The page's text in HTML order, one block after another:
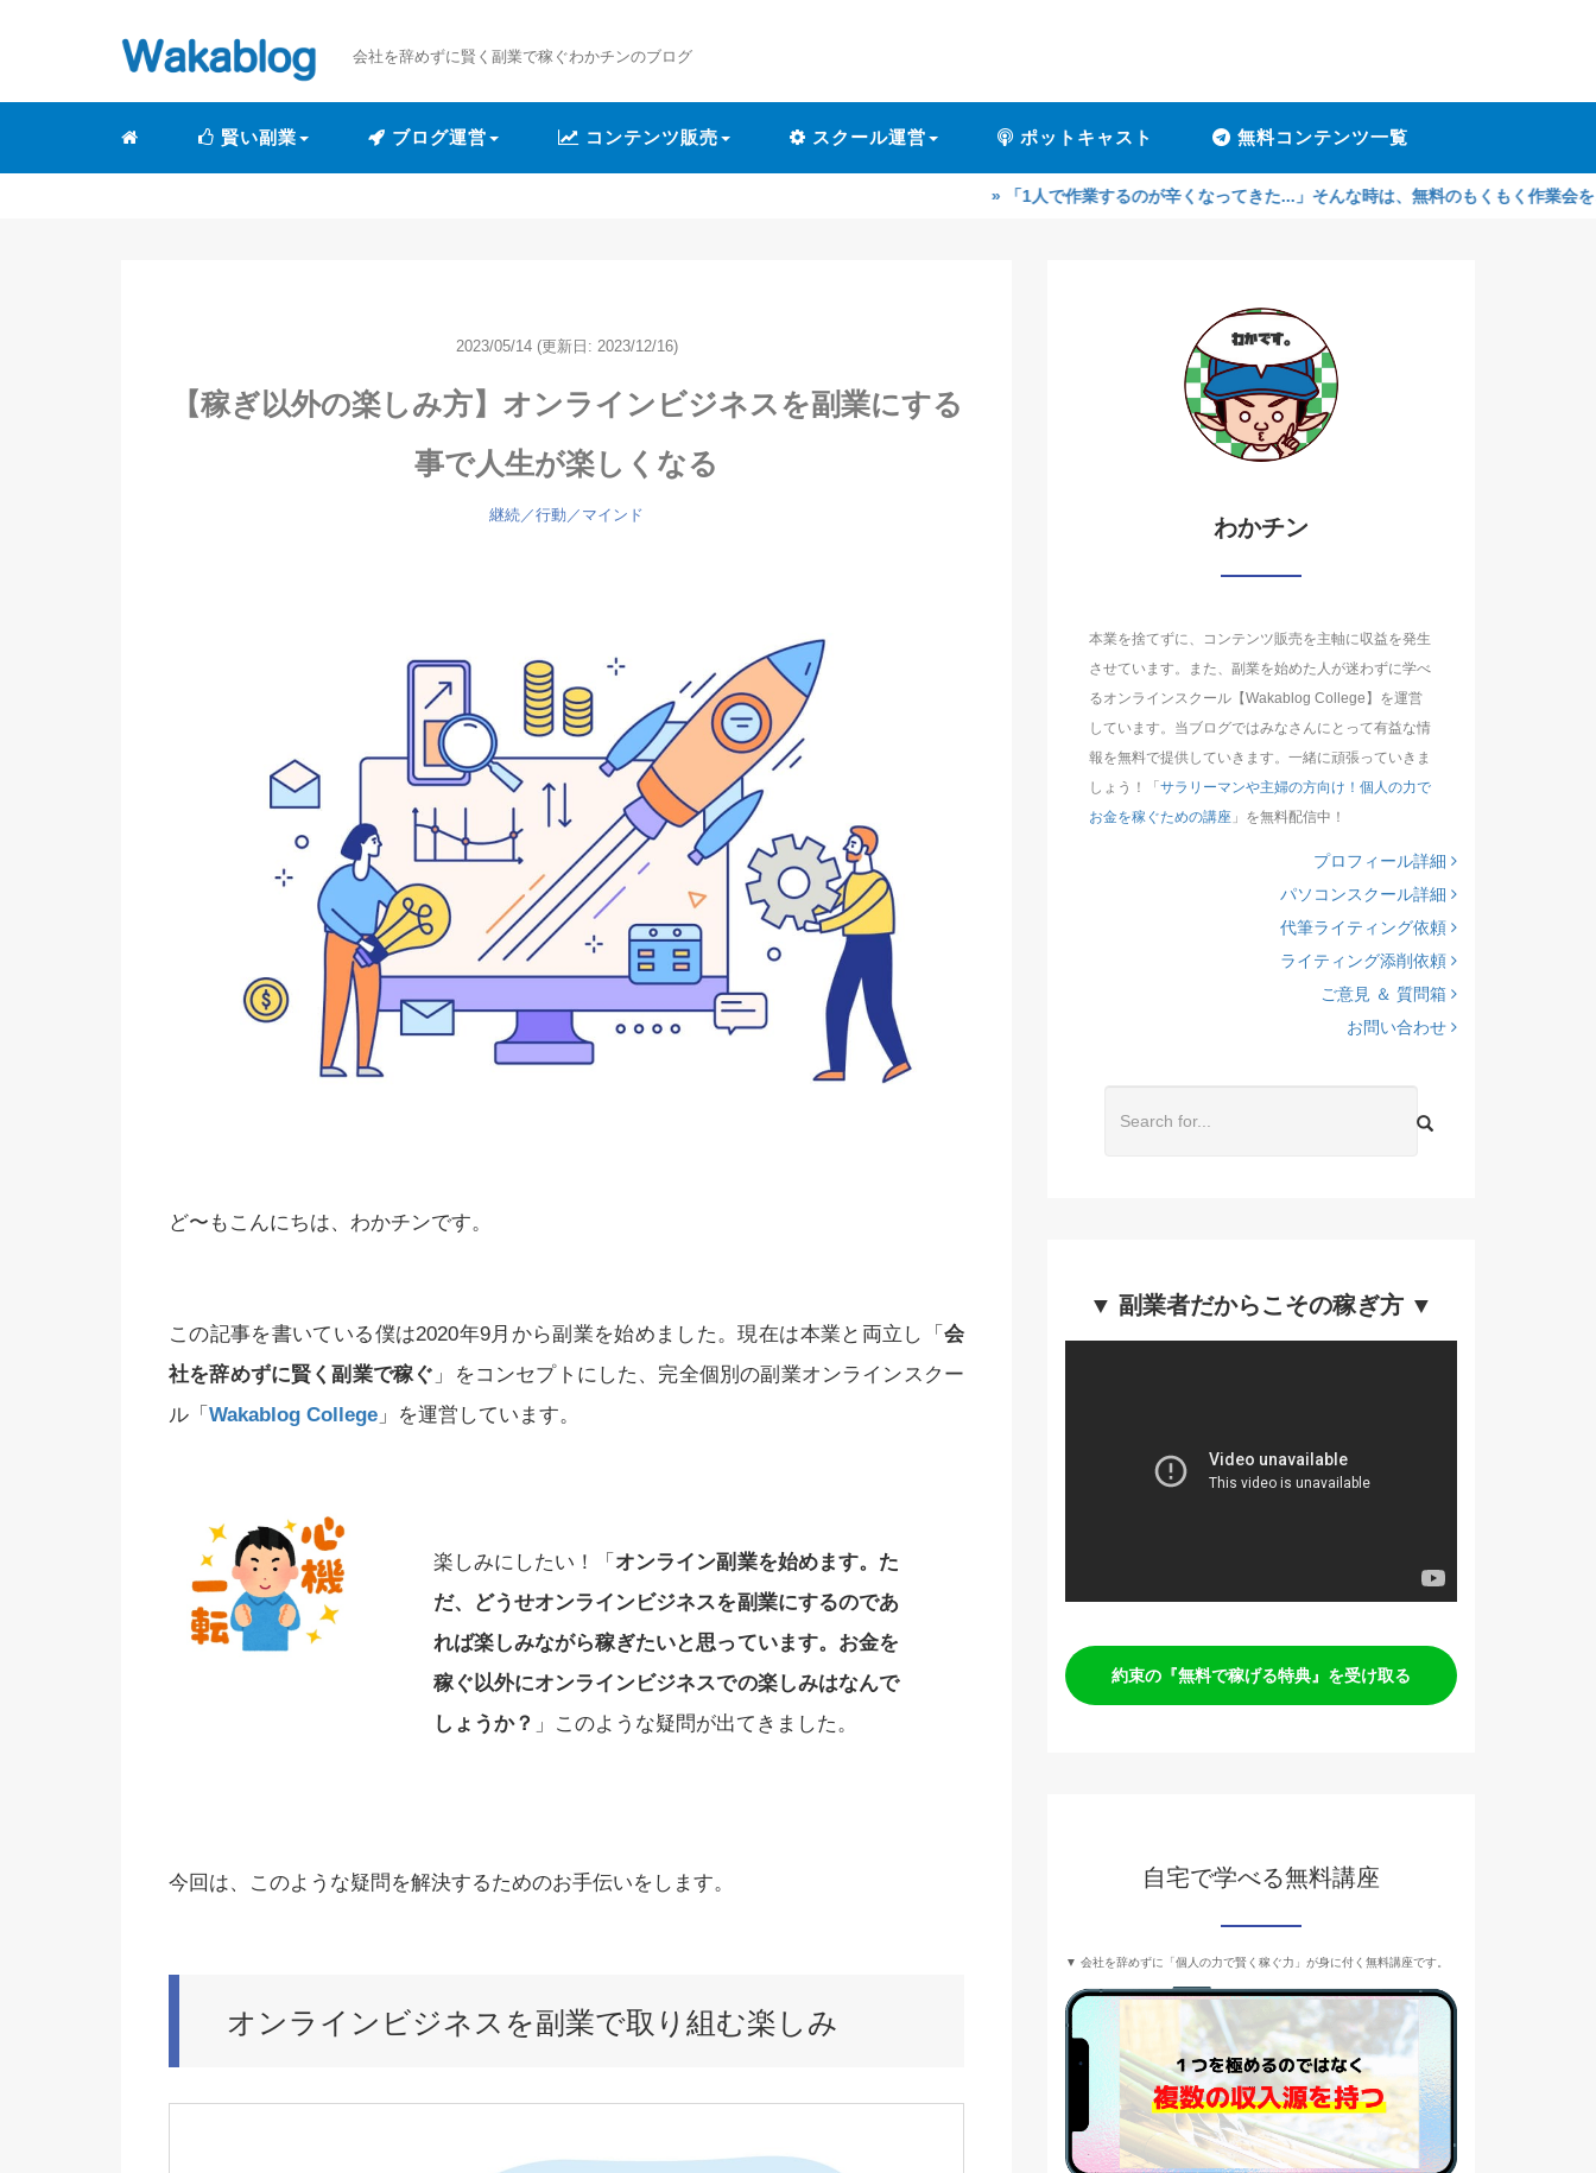
会社を辞めずに賢く副業で稼ぐわかチンのブログ
賢い副業 ブログ運営 コンテンツ販売 スクール運営 ポットキャスト 無料コンテンツ一覧
» 「1人で作業するのが辛くなってきた...」そんな時は、無料のもくもく作業会をご利用くださ
2023/05/14 (更新日: 2023/12/16)
【稼ぎ以外の楽しみ方】オンラインビジネスを副業にする
事で人生が楽しくなる
継続／行動／マインド
ど〜もこんにちは、わかチンです。
この記事を書いている僕は2020年9月から副業を始めました。現在は本業と両立し「 会
社を辞めずに賢く副業で稼ぐ 」をコンセプトにした、完全個別の副業オンラインスクー
ル「 Wakablog College 」を運営しています。
楽しみにしたい！「 オンライン副業を始めます。た
だ、どうせオンラインビジネスを副業にするのであ
れば楽しみながら稼ぎたいと思っています。お金を
稼ぐ以外にオンラインビジネスでの楽しみはなんで
しょうか？ 」このような疑問が出てきました。
今回は、このような疑問を解決するためのお手伝いをします。
オンラインビジネスを副業で取り組む楽しみ
わかチン
本業を捨てずに、コンテンツ販売を主軸に収益を発生
させています。また、副業を始めた人が迷わずに学べ
るオンラインスクール【Wakablog College】を運営
しています。当ブログではみなさんにとって有益な情
報を無料で提供していきます。一緒に頑張っていきま
しょう！「 サラリーマンや主婦の方向け！個人の力で
お金を稼ぐための講座 」を無料配信中！
プロフィール詳細
パソコンスクール詳細
代筆ライティング依頼
ライティング添削依頼
ご意見 ＆ 質問箱
お問い合わせ
▼ 副業者だからこその稼ぎ方 ▼
約束の『無料で稼げる特典』を受け取る
自宅で学べる無料講座
▼ 会社を辞めずに「個人の力で賢く稼ぐ力」が身に付く無料講座です。